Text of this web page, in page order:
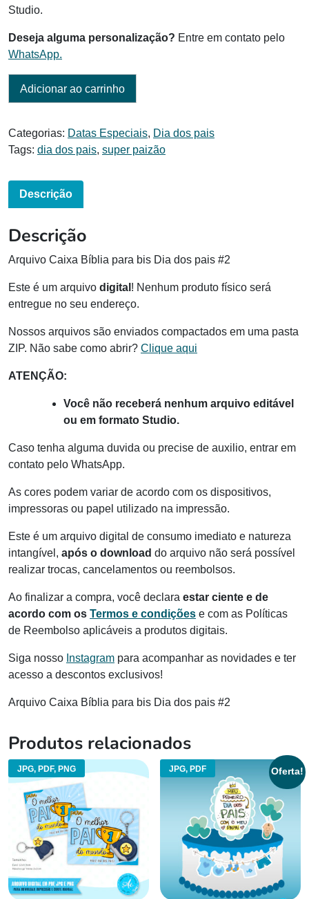
Studio.
Deseja alguma personalização? Entre em contato pelo
WhatsApp.
Adicionar ao carrinho
Categorias: Datas Especiais, Dia dos pais
Tags: dia dos pais, super paizão
Descrição
Descrição
Arquivo Caixa Bíblia para bis Dia dos pais #2
Este é um arquivo digital ! Nenhum produto físico será
entregue no seu endereço.
Nossos arquivos são enviados compactados em uma pasta
ZIP. Não sabe como abrir? Clique aqui
ATENÇÃO:
Você não receberá nenhum arquivo editável
ou em formato Studio.
Caso tenha alguma duvida ou precise de auxilio, entrar em
contato pelo WhatsApp.
As cores podem variar de acordo com os dispositivos,
impressoras ou papel utilizado na impressão.
Este é um arquivo digital de consumo imediato e natureza
intangível, após o download do arquivo não será possível
realizar trocas, cancelamentos ou reembolsos.
Ao finalizar a compra, você declara estar ciente e de
acordo com os Termos e condições e com as Políticas
de Reembolso aplicáveis a produtos digitais.
Siga nosso Instagram para acompanhar as novidades e ter
acesso a descontos exclusivos!
Arquivo Caixa Bíblia para bis Dia dos pais #2
Produtos relacionados
JPG, PDF, PNG JPG, PDF Oferta!